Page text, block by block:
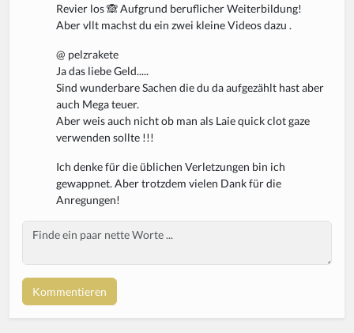
Revier los 🙈 Aufgrund beruflicher Weiterbildung!
Aber vllt machst du ein zwei kleine Videos dazu .
@ pelzrakete
Ja das liebe Geld.....
Sind wunderbare Sachen die du da aufgezählt hast aber
auch Mega teuer.
Aber weis auch nicht ob man als Laie quick clot gaze
verwenden sollte !!!
Ich denke für die üblichen Verletzungen bin ich
gewappnet. Aber trotzdem vielen Dank für die
Anregungen!
Body